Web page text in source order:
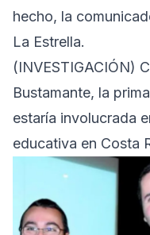
hecho, la
La Estrella.
(INVESTIGACIÓN)
Bustamante, la
estaría involucrada
educativa en Costa